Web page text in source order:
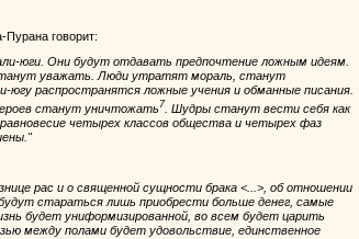
Пурана говорит:
юги. Они будут отдавать предпочтение ложным идеям.
уважать. Люди утратят мораль, станут
распространятся ложные учения и обманные писания.
станут уничтожать 7 . Шудры станут вести себя как
четырех классов общества и четырех фаз
рас и о священной сущности брака <...>, об отношении
стараться лишь приобрести больше денег, самые
будет униформизированной, во всем будет царить
между полами будет удовольствие, единственное